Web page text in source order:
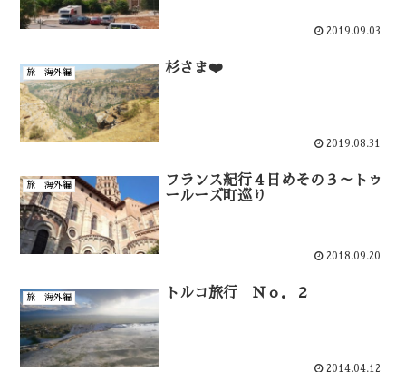
2019.09.03
旅 海外編 杉さま❤️
2019.08.31
旅 海外編
フランス紀行４日めその３～トゥ
ールーズ町巡り
2018.09.20
旅 海外編 トルコ旅行 Ｎｏ．２
2014.04.12